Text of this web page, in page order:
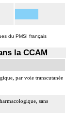
du PMSI français
la CCAM
par voie transcutanée
sans